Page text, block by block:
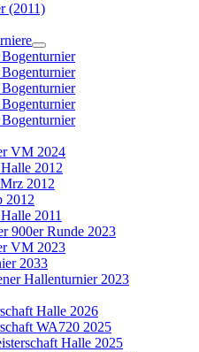
(2011)
VM 2024
2012
2012
2012
2011
900er Runde 2023
VM 2023
2033
Hallenturnier 2023
Halle 2026
WA720 2025
Halle 2025